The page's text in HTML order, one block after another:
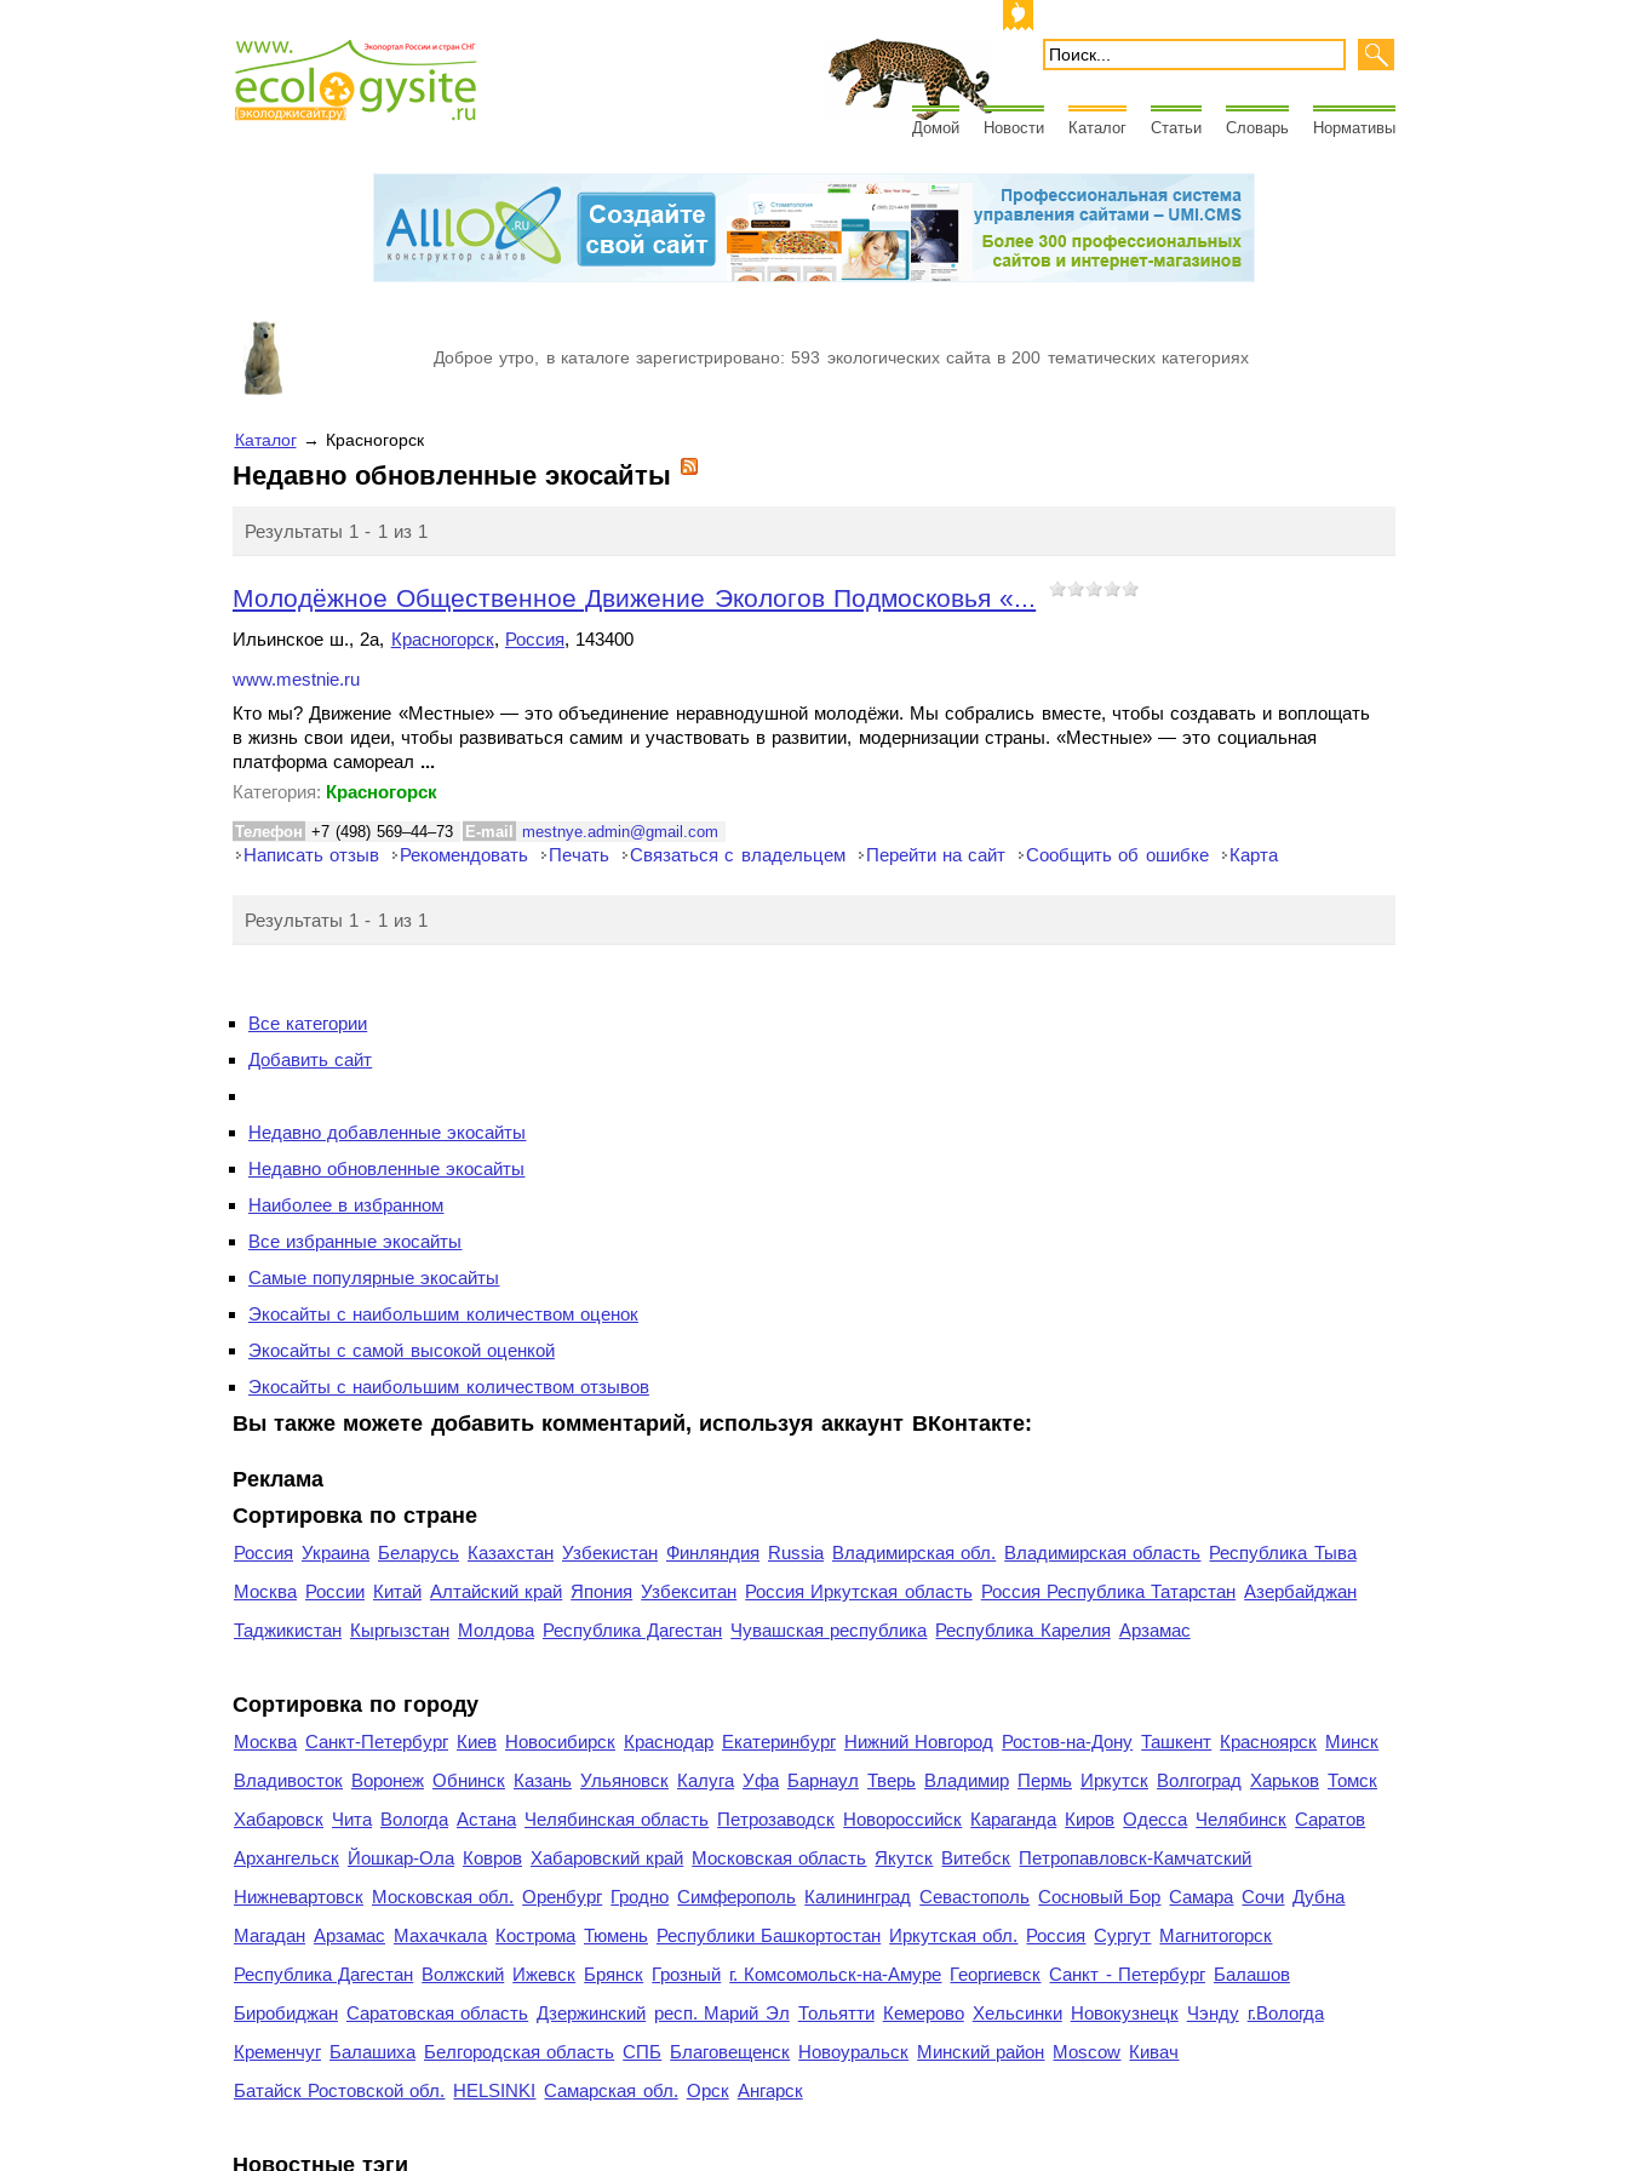
Домой Новости Каталог Статьи Словарь Нормативы
Доброе утро, в каталоге зарегистрировано: 593 экологических сайта в 200 тематических категориях
Каталог→ Красногорск
Недавно обновленные экосайты
Результаты 1 - 1 из 1
Молодёжное Общественное Движение Экологов Подмосковья «...
Ильинское ш., 2а, Красногорск, Россия, 143400
www.mestnie.ru
Кто мы? Движение «Местные» — это объединение неравнодушной молодёжи. Мы собрались вместе, чтобы создавать и воплощать
в жизнь свои идеи, чтобы развиваться самим и участвовать в развитии, модернизации страны. «Местные» — это социальная
платформа самореал ...
Категория: Красногорск
Телефон +7 (498) 569–44–73 E-mail mestnye.admin@gmail.com
Написать отзыв Рекомендовать Печать Связаться с владельцем Перейти на сайт Сообщить об ошибке Карта
Результаты 1 - 1 из 1
Все категории
Добавить сайт
Недавно добавленные экосайты
Недавно обновленные экосайты
Наиболее в избранном
Все избранные экосайты
Самые популярные экосайты
Экосайты с наибольшим количеством оценок
Экосайты с самой высокой оценкой
Экосайты с наибольшим количеством отзывов
Вы также можете добавить комментарий, используя аккаунт ВКонтакте:
Реклама
Сортировка по стране
Россия Украина Беларусь Казахстан Узбекистан Финляндия Russia Владимирская обл. Владимирская область Республика Тыва
Москва России Китай Алтайский край Япония Узбекситан Россия Иркутская область Россия Республика Татарстан Азербайджан
Таджикистан Кыргызстан Молдова Республика Дагестан Чувашская республика Республика Карелия Арзамас
Cортировка по городу
Москва Санкт-Петербург Киев Новосибирск Краснодар Екатеринбург Нижний Новгород Ростов-на-Дону Ташкент Красноярск Минск
Владивосток Воронеж Обнинск Казань Ульяновск Калуга Уфа Барнаул Тверь Владимир Пермь Иркутск Волгоград Харьков Томск
Хабаровск Чита Вологда Астана Челябинская область Петрозаводск Новороссийск Караганда Киров Одесса Челябинск Саратов
Архангельск Йошкар-Ола Ковров Хабаровский край Московская область Якутск Витебск Петропавловск-Камчатский
Нижневартовск Московская обл. Оренбург Гродно Симферополь Калининград Севастополь Сосновый Бор Самара Сочи Дубна
Магадан Арзамас Махачкала Кострома Тюмень Республики Башкортостан Иркутская обл. Россия Сургут Магнитогорск
Республика Дагестан Волжский Ижевск Брянск Грозный г. Комсомольск-на-Амуре Георгиевск Санкт - Петербург Балашов
Биробиджан Саратовская область Дзержинский респ. Марий Эл Тольятти Кемерово Хельсинки Новокузнецк Чэнду г.Вологда
Кременчуг Балашиха Белгородская область СПБ Благовещенск Новоуральск Минский район Moscow Кивач
Батайск Ростовской обл. HELSINKI Самарская обл. Орск Ангарск
Новостные тэги